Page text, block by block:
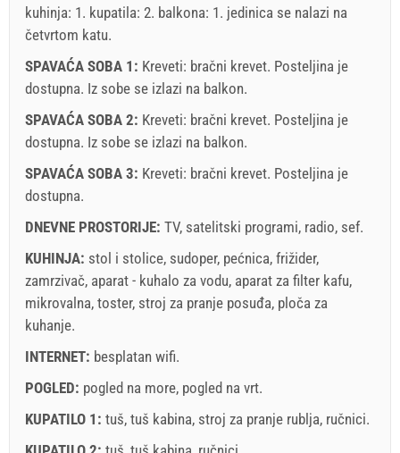
Uvjeti i odredbe dobavljača
Rezervirajte i čekajte na potvrdu
upišite ih ispod i kliknite ˝Pošalji upit˝.
Pošalji upit
kuhinja: 1. kupatila: 2. balkona: 1. jedinica se nalazi na
četvrtom katu.
SPAVAĆA SOBA 1: Kreveti: bračni krevet. Posteljina je
dostupna. Iz sobe se izlazi na balkon.
SPAVAĆA SOBA 2: Kreveti: bračni krevet. Posteljina je
dostupna. Iz sobe se izlazi na balkon.
SPAVAĆA SOBA 3: Kreveti: bračni krevet. Posteljina je
dostupna.
DNEVNE PROSTORIJE: TV, satelitski programi, radio, sef.
KUHINJA: stol i stolice, sudoper, pećnica, frižider,
zamrzivač, aparat - kuhalo za vodu, aparat za filter kafu,
mikrovalna, toster, stroj za pranje posuđa, ploča za
kuhanje.
INTERNET: besplatan wifi.
POGLED: pogled na more, pogled na vrt.
KUPATILO 1: tuš, tuš kabina, stroj za pranje rublja, ručnici.